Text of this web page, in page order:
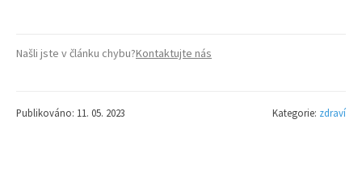
Našli jste v článku chybu?Kontaktujte nás
Publikováno: 11. 05. 2023 Kategorie: zdraví